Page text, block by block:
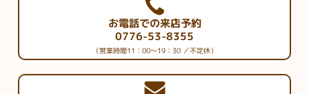
お電話での来店予約
0776-53-8355
（営業時間11：00～19：30 ／不定休）